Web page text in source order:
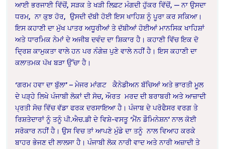
ਆਈ ਭਰਜਾਈ ਵਿੱਚੋਂ, ਸੜਕ ਤੇ ਖੜੀ ਲਿਫ਼ਟ ਮੰਗਦੀ ਹੁੱਕਰ ਵਿੱਚੋਂ, — ਨਾ ਉਸਦਾ
ਧਰਮ, ਨਾ ਕੁਝ ਹੋਰ, ਉਸਦੀ ਦੱਬੀ ਹੋਈ ਇਸ ਖਾਹਿਸ਼ ਨੂੰ ਪੂਰਾ ਕਰ ਸਕਿਆ।
ਇਸ ਕਹਾਣੀ ਦਾ ਮੁੱਖ ਪਾਤਰ ਅਧੂਰੀਆਂ ਤੇ ਦੱਬੀਆਂ ਹੋਈਆਂ ਮਾਨਸਿਕ ਖਾਹਿਸ਼ਾਂ
ਅਤੇ ਧਾਰਮਿਕ ਨੇਮਾਂ ਦੇ ਅਜੀਬ ਦਵੰਦ ਦਾ ਸ਼ਿਕਾਰ ਹੈ। ਕਹਾਣੀ ਵਿੱਚ ਇਕ ਦੋ
ਦ੍ਰਿਸ਼ ਕਾਮੁਕਤਾ ਵਾਲੇ ਹਨ ਪਰ ਨੰਗੇਜ਼ ਪੁਣੇ ਵਾਲੇ ਨਹੀਂ ਹੈ। ਇਸ ਕਹਾਣੀ ਦਾ
ਕਲਾਤਮਕ ਪੱਖ ਬੜਾ ਉੱਚਾ ਹੈ।
‘ਗਰਮ ਹਵਾ ਦਾ ਬੁੱਲਾ’ – ਮੇਜਰ ਮਾਂਗਟ
ਕੈਨੇਡੀਅਨ ਬੱਚਿਆਂ ਅਤੇ ਭਾਰਤੀ ਮੂਲ
ਦੇ ਪੜ੍ਹੇ ਲਿਖੇ ਪੰਜਾਬੀ ਲੋਕਾਂ ਦੀ ਸੋਚ, ਔਰਤ ਮਰਦ ਦੀ ਬਰਾਬਰੀ ਅਤੇ ਆਜ਼ਾਦੀ
ਪ੍ਰਤੀ ਸੋਚ ਵਿੱਚ ਵੱਡਾ ਫਰਕ ਦਰਸਾਇਆ ਹੈ। ਪੰਜਾਬ ਦੇ ਪਰੋਫੈਸਰ ਵਰਗ ਤੇ
ਰਿਸ਼ਤੇਦਾਰਾਂ ਨੂੰ ਤਨੂੰ ਪੀ.ਐਚ.ਡੀ ਦੇ ਵਿਸ਼ੇ-ਵਸਤੂ ‘ਮੈਂਨ ਡੌਮਿਨੇਸ਼ਨ’ ਨਾਲ ਕੋਈ
ਸਰੋਕਾਰ ਨਹੀਂ ਹੈ। ਉਸ ਵਿਚ ਤਾਂ ਆਪਣੇ ਮੁੰਡੇ ਦਾ ਤਨੂੰ ਨਾਲ ਵਿਆਹ ਕਰਕੇ
ਬਾਹਰ ਭੇਜਣ ਦੀ ਲਾਲਸਾ ਹੈ। ਪੰਜਾਬੀ ਲੋਕ ਨਾਰੀ ਵਾਦ ਅਤੇ ਨਾਰੀ ਅਜ਼ਾਦੀ ਤੇ